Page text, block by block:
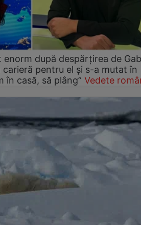
enorm după despărțirea de
pentru el și s-a mutat în
în casă, să plâng” Vedete